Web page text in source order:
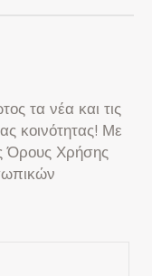
τα νέα και τις
κοινότητας! Με
Όρους Χρήσης